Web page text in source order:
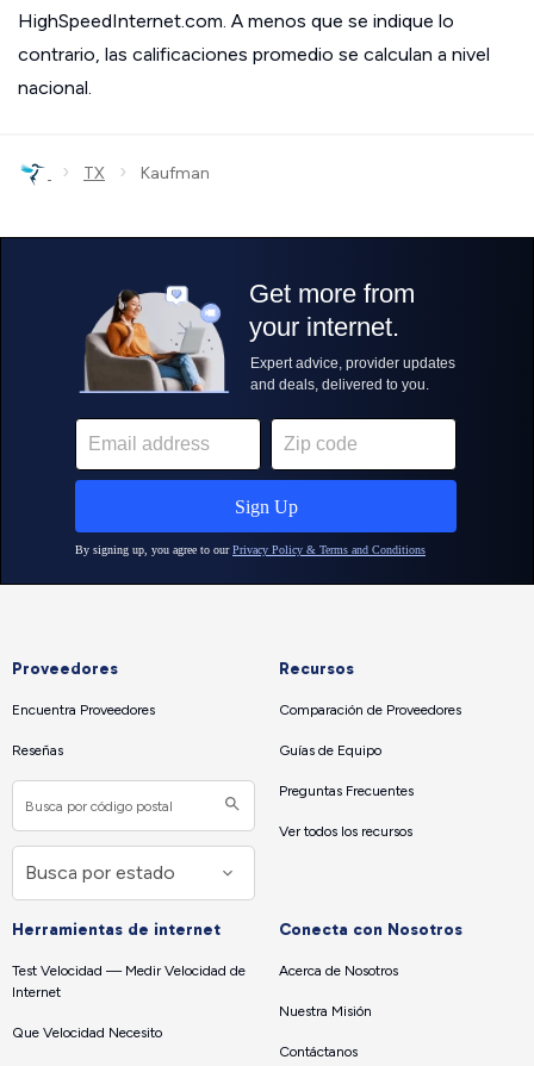
HighSpeedInternet.com. A menos que se indique lo
contrario, las calificaciones promedio se calculan a nivel
nacional.
› TX › Kaufman
Proveedores
Encuentra Proveedores
Reseñas
Recursos
Comparación de Proveedores
Guías de Equipo
Preguntas Frecuentes
Ver todos los recursos
Herramientas de internet
Test Velocidad — Medir Velocidad de
Internet
Que Velocidad Necesito
Conecta con Nosotros
Acerca de Nosotros
Nuestra Misión
Contáctanos